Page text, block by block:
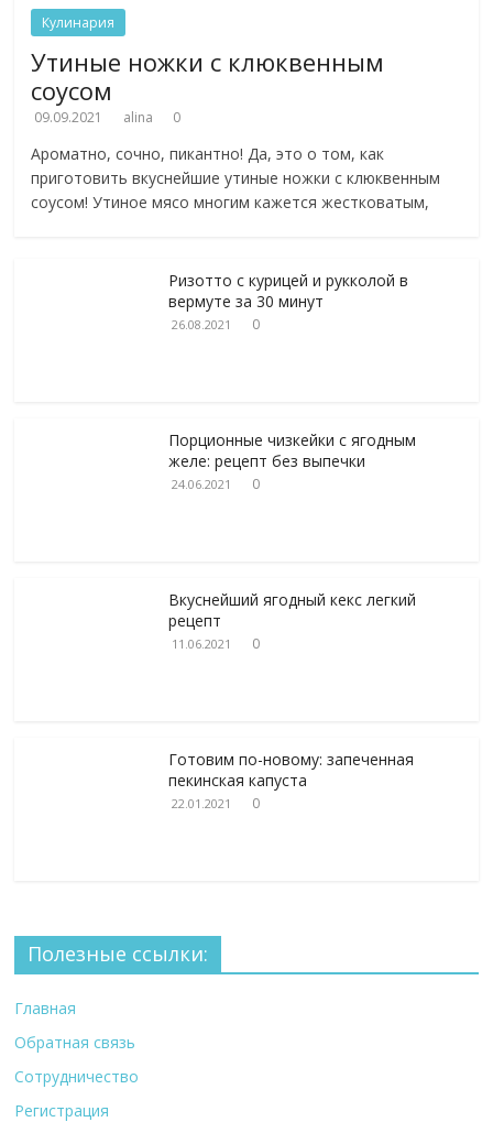
Кулинария
Утиные ножки с клюквенным
соусом
09.09.2021 alina 0
Ароматно, сочно, пикантно! Да, это о том, как
приготовить вкуснейшие утиные ножки с клюквенным
соусом! Утиное мясо многим кажется жестковатым,
Ризотто с курицей и рукколой в
вермуте за 30 минут
26.08.2021 0
Порционные чизкейки с ягодным
желе: рецепт без выпечки
24.06.2021 0
Вкуснейший ягодный кекс легкий
рецепт
11.06.2021 0
Готовим по-новому: запеченная
пекинская капуста
22.01.2021 0
Полезные ссылки:
Главная
Обратная связь
Сотрудничество
Регистрация